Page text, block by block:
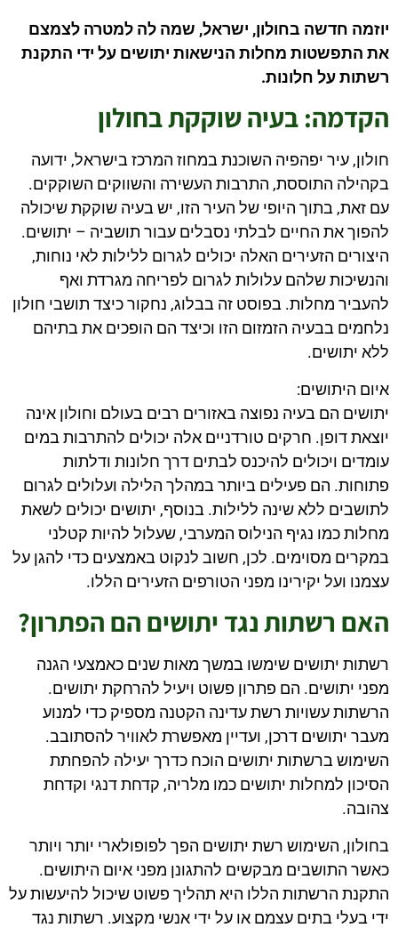
יוזמה חדשה בחולון, ישראל, שמה לה למטרה לצמצם
את התפשטות מחלות הנישאות יתושים על ידי התקנת
רשתות על חלונות.
הקדמה: בעיה שוקקת בחולון
חולון, עיר יפהפיה השוכנת במחוז המרכז בישראל, ידועה
בקהילה התוססת, התרבות העשירה והשווקים השוקקים.
עם זאת, בתוך היופי של העיר הזו, יש בעיה שוקקת שיכולה
להפוך את החיים לבלתי נסבלים עבור תושביה – יתושים.
היצורים הזעירים האלה יכולים לגרום ללילות לאי נוחות,
והנשיכות שלהם עלולות לגרום לפריחה מגרדת ואף
להעביר מחלות. בפוסט זה בבלוג, נחקור כיצד תושבי חולון
נלחמים בבעיה הזמזום הזו וכיצד הם הופכים את בתיהם
ללא יתושים.
איום היתושים:
יתושים הם בעיה נפוצה באזורים רבים בעולם וחולון אינה
יוצאת דופן. חרקים טורדניים אלה יכולים להתרבות במים
עומדים ויכולים להיכנס לבתים דרך חלונות ודלתות
פתוחות. הם פעילים ביותר במהלך הלילה ועלולים לגרום
לתושבים ללא שינה ללילות. בנוסף, יתושים יכולים לשאת
מחלות כמו נגיף הנילוס המערבי, שעלול להיות קטלני
במקרים מסוימים. לכן, חשוב לנקוט באמצעים כדי להגן על
עצמנו ועל יקירינו מפני הטורפים הזעירים הללו.
האם רשתות נגד יתושים הם הפתרון?
רשתות יתושים שימשו במשך מאות שנים כאמצעי הגנה
מפני יתושים. הם פתרון פשוט ויעיל להרחקת יתושים.
הרשתות עשויות רשת עדינה הקטנה מספיק כדי למנוע
מעבר יתושים דרכן, ועדיין מאפשרת לאוויר להסתובב.
השימוש ברשתות יתושים הוכח כדרך יעילה להפחתת
הסיכון למחלות יתושים כמו מלריה, קדחת דנגי וקדחת
צהובה.
בחולון, השימוש רשת יתושים הפך לפופולארי יותר ויותר
כאשר התושבים מבקשים להתגונן מפני איום היתושים.
התקנת הרשתות הללו היא תהליך פשוט שיכול להיעשות על
ידי בעלי בתים עצמם או על ידי אנשי מקצוע. רשתות נגד